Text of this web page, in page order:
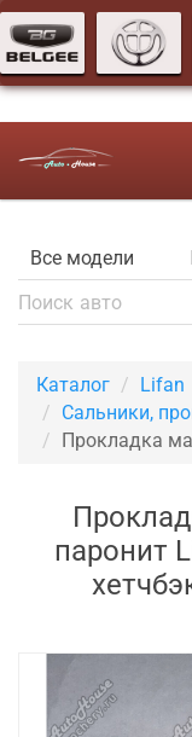
Каталог Lifan
Сальники,
Прокладка
паронит